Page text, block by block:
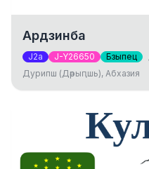
Ардзинба
J2a J-Y26650 Бзыпец
Дурипш (Дәрыԥшь), Абхазия